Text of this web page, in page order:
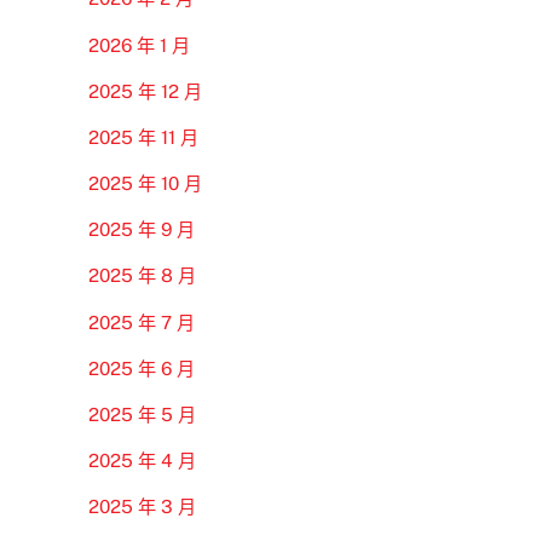
2026 年 1 月
2025 年 12 月
2025 年 11 月
2025 年 10 月
2025 年 9 月
2025 年 8 月
2025 年 7 月
2025 年 6 月
2025 年 5 月
2025 年 4 月
2025 年 3 月